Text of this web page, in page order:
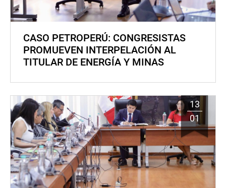
CASO PETROPERÚ: CONGRESISTAS
PROMUEVEN INTERPELACIÓN AL
TITULAR DE ENERGÍA Y MINAS
13
01